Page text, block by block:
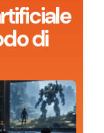
di